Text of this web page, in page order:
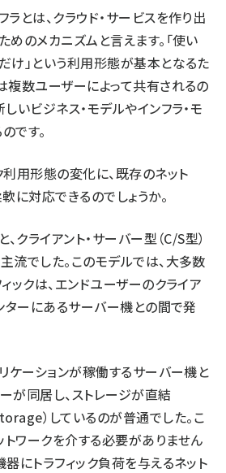
ラとは、クラウド・サービスを作り出
めのメカニズムと言えます。「使い
け」という利用形態が基本となるた
複数ユーザーによって共有されるの
いビジネス・モデルやインフラ・モ
です。
利用形態の変化に、既存のネット
に対応できるのでしょうか。
クライアント・サーバー型（C/S型）
流でした。このモデルでは、大多数
ックは、エンドユーザーのクライア
ターにあるサーバー機との間で発
ケーションが稼働するサーバー機と
が同居し、ストレージが直結
）しているのが普通でした。こ
ワークを介する必要がありません
器にトラフィック負荷を与えるネット